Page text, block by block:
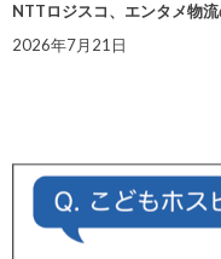
NTTロジスコ、エンタメ物
2026年7月21日